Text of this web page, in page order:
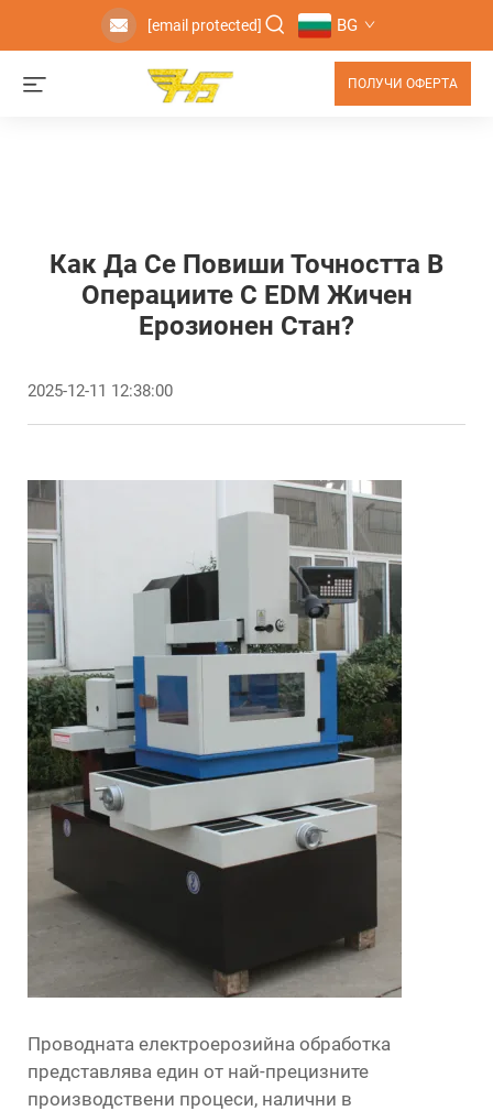
[email protected] BG
ПОЛУЧИ ОФЕРТА
Как Да Се Повиши Точността В
Операциите С EDM Жичен
Ерозионен Стан?
2025-12-11 12:38:00
Проводната електроерозийна обработка
представлява един от най-прецизните
производствени процеси, налични в